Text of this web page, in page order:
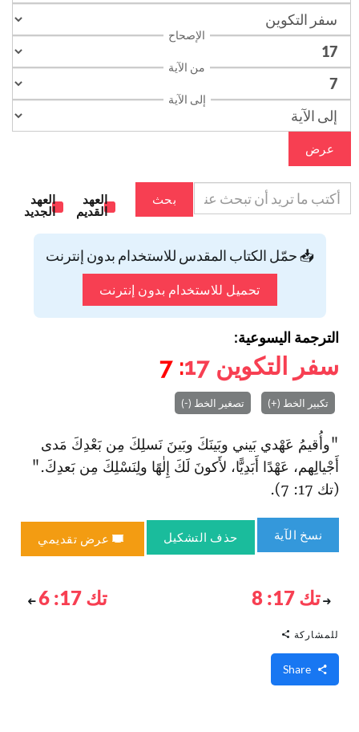
الإصحاح
من الآية
إلى الآية
عرض
بحث
العهد
القديم
العهد
الجديد
📥 حمّل الكتاب المقدس للاستخدام بدون إنترنت
تحميل للاستخدام بدون إنترنت
الترجمة اليسوعية:
سفر التكوين 17
: 7
تكبير الخط (+) تصغير الخط (-)
"وأُقيمُ عَهْدي بَيني وبَينَكَ وبَينَ نَسلِكَ مِن بَعْدِكَ مَدى
أَجْيالِهم، عَهْدًا أَبَدِيًّا، لأَكونَ لَكَ إِلٰهًا ولِنَسْلِكَ مِن بَعدِكَ."
(تك 17: 7).
نسخ الآية حذف التشكيل عرض تقديمي
تك 17: 8 تك 17: 6
للمشاركة